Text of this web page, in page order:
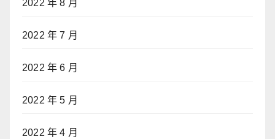
2022 年 8 月
2022 年 7 月
2022 年 6 月
2022 年 5 月
2022 年 4 月